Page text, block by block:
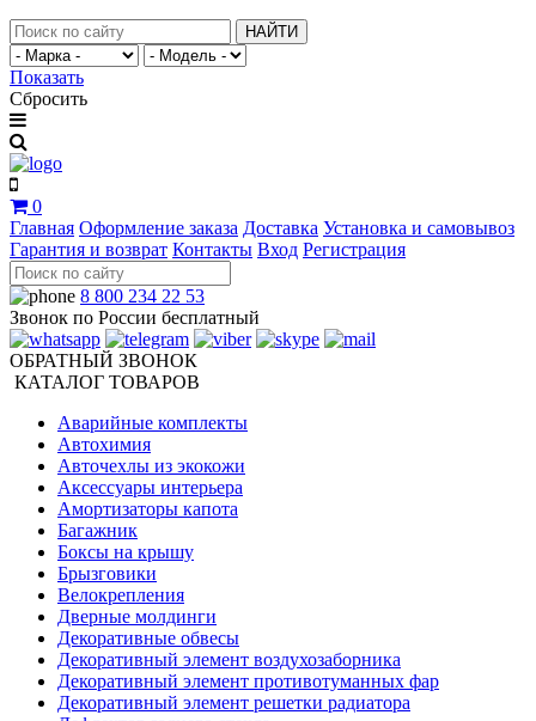
НАЙТИ
Показать
Сбросить
0
Главная Оформление заказа Доставка Установка и самовывоз
Гарантия и возврат Контакты Вход Регистрация
8 800 234 22 53
Звонок по России бесплатный
ОБРАТНЫЙ ЗВОНОК
КАТАЛОГ ТОВАРОВ
Аварийные комплекты
Автохимия
Авточехлы из экокожи
Аксессуары интерьера
Амортизаторы капота
Багажник
Боксы на крышу
Брызговики
Велокрепления
Дверные молдинги
Декоративные обвесы
Декоративный элемент воздухозаборника
Декоративный элемент противотуманных фар
Декоративный элемент решетки радиатора